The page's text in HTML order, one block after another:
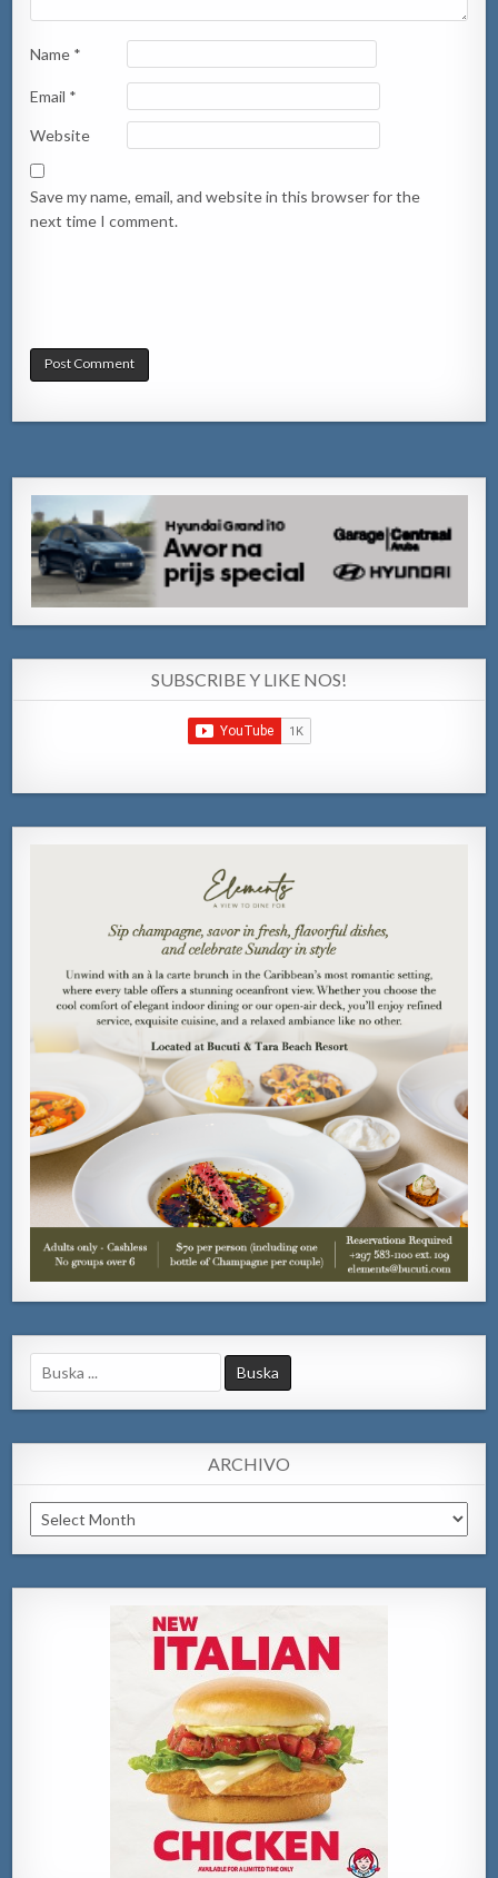
Name *
Email *
Website
Save my name, email, and website in this browser for the
next time I comment.
SUBSCRIBE Y LIKE NOS!
Search
for:
ARCHIVO
Archivo